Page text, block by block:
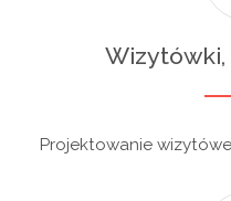
Projektowanie